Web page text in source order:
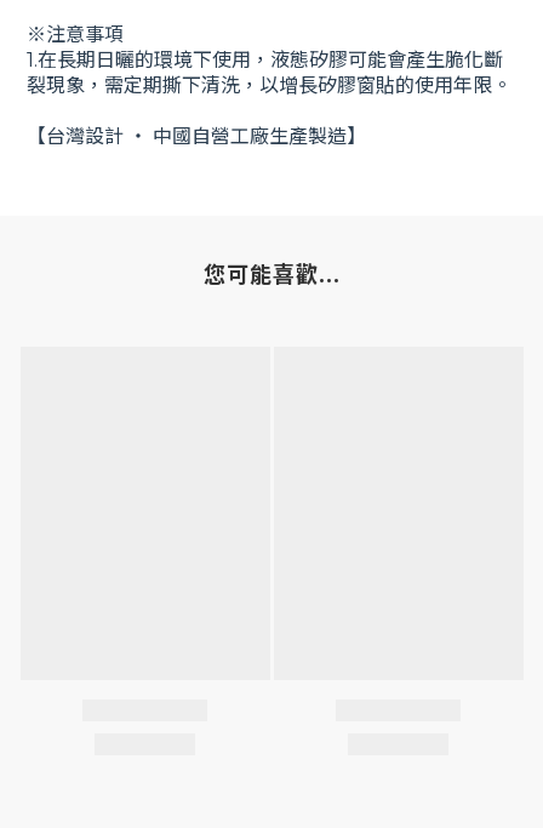
※注意事項
1.在長期日曬的環境下使用，液態矽膠可能會產生脆化斷
裂現象，需定期撕下清洗，以增長矽膠窗貼的使用年限。
【台灣設計 ‧ 中國自營工廠生產製造】
您可能喜歡...